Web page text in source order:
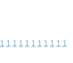
1 1 1 1 1 1 1 1 1 1 1